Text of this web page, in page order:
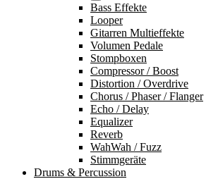
Bass Effekte
Looper
Gitarren Multieffekte
Volumen Pedale
Stompboxen
Compressor / Boost
Distortion / Overdrive
Chorus / Phaser / Flanger
Echo / Delay
Equalizer
Reverb
WahWah / Fuzz
Stimmgeräte
Drums & Percussion